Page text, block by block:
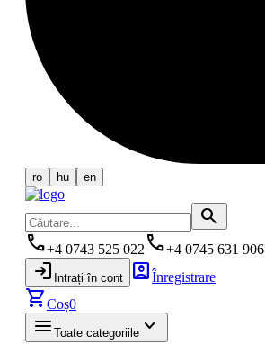
ro hu en
search
phone+4 0743 525 022 phone+4 0745 631 906
login Intrați în cont account_boxÎnregistrare
shopping_cartCoș0
menu Toate categoriile keyboard_arrow_down